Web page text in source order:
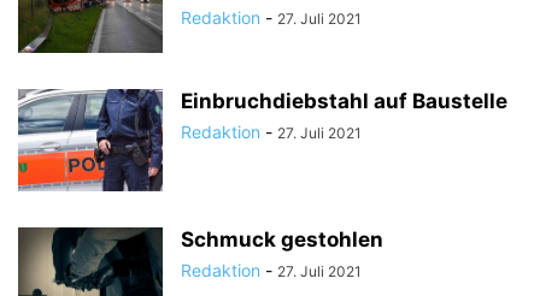
Redaktion - 27. Juli 2021
Einbruchdiebstahl auf Baustelle
Redaktion - 27. Juli 2021
Schmuck gestohlen
Redaktion - 27. Juli 2021